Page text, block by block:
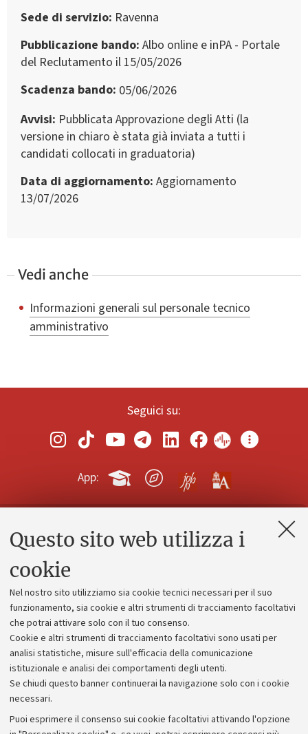
Questo sito web utilizza i
cookie
Nel nostro sito utilizziamo sia cookie tecnici necessari per il suo
funzionamento, sia cookie e altri strumenti di tracciamento facoltativi
che potrai attivare solo con il tuo consenso.
Cookie e altri strumenti di tracciamento facoltativi sono usati per
analisi statistiche, misure sull'efficacia della comunicazione
istituzionale e analisi dei comportamenti degli utenti.
Se chiudi questo banner continuerai la navigazione solo con i cookie
necessari.
Puoi esprimere il consenso sui cookie facoltativi attivando l'opzione
Sede di servizio Ravenna
Pubblicazione bando Albo online e inPA - Portale
del Reclutamento il 15/05/2026
Scadenza bando 05/06/2026
Avvisi Pubblicata Approvazione degli Atti (la
versione in chiaro è stata già inviata a tutti i
candidati collocati in graduatoria)
Data di aggiornamento Aggiornamento
13/07/2026
Vedi anche
Informazioni generali sul personale tecnico
amministrativo
Seguici su:
App:
Contatti e PEC
Alumni community
Piano strategico
Bilanci
Donazioni e 5x1000
Bandi, gare e concorsi